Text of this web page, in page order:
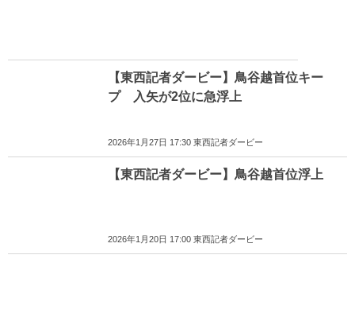
【東西記者ダービー】鳥谷越首位キー
プ 入矢が2位に急浮上
2026年1月27日 17:30 東西記者ダービー
【東西記者ダービー】鳥谷越首位浮上
2026年1月20日 17:00 東西記者ダービー